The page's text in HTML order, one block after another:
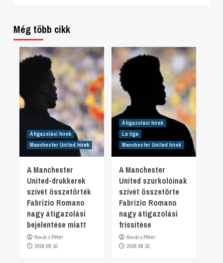
Még több cikk
Átigazolási hírek
Manchester United hírek
A Manchester
United-drukkerek
szívét összetörték
Fabrizio Romano
nagy átigazolási
bejelentése miatt
Kovács Péter
2026.08.10.
Átigazolási hírek
La liga
Manchester United hírek
A Manchester
United szurkolóinak
szívét összetörte
Fabrizio Romano
nagy átigazolási
frissítése
Kovács Péter
2026.08.10.